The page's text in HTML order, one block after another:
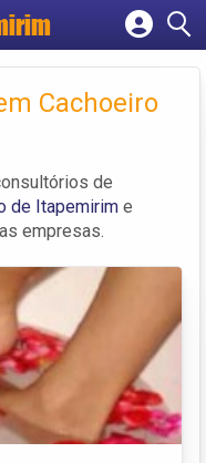
empresa
Cachoeiro
de
de Itapemirim e
empresas.